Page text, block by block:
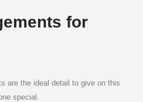
for
are the ideal detail to give on this
special.